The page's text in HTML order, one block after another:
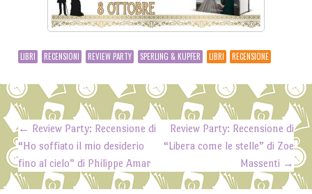
LIBRI RECENSIONI REVIEW PARTY SPERLING & KUPFER LIBRI RECENSIONE
Post navigation
← Review Party: Recensione di
“Ho soffiato il mio desiderio
fino al cielo” di Philippe Amar
Review Party: Recensione di
“Libera come le stelle” di Zoe
Massenti →